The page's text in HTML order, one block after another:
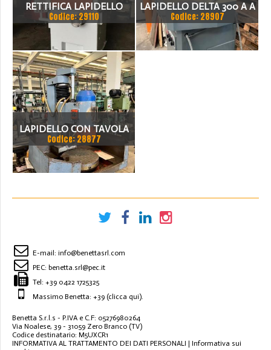
RETTIFICA LAPIDELLO
FRAPS CON TAVOLA
ROTANTE
Codice: 29110
LAPIDELLO DELTA 300 A A
TAVOLA GIREVOLE
MANUALE DA 350MM
Codice: 28907
LAPIDELLO CON TAVOLA
GIREVOLE VAM 400
Codice: 28877
E-mail: info@benettasrl.com
PEC: benetta.srl@pec.it
Tel: +39 0422 1725325
Massimo Benetta: +39 (clicca qui).
Benetta S.r.l.s - P.IVA e C.F: 05276980264
Via Noalese, 39 - 31059 Zero Branco (TV)
Codice destinatario: M5UXCR1
INFORMATIVA AL TRATTAMENTO DEI DATI PERSONALI | Informativa sui